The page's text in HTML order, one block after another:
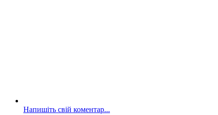
Напишіть свій коментар...